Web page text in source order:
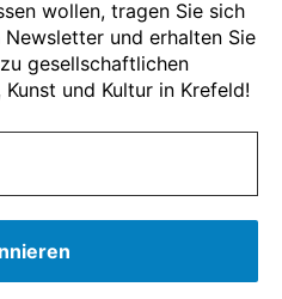
wollen, tragen Sie sich
und erhalten Sie
gesellschaftlichen
und Kultur in Krefeld!
optimal zu
zu
Durch
unserer